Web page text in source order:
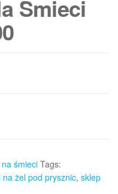
Śmieci
śmieciTags:
na żel pod prysznic, sklep